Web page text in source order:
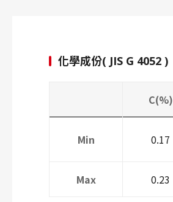
化學成份( JIS G 4052 )
C(%)
Min 0.17
Max 0.23